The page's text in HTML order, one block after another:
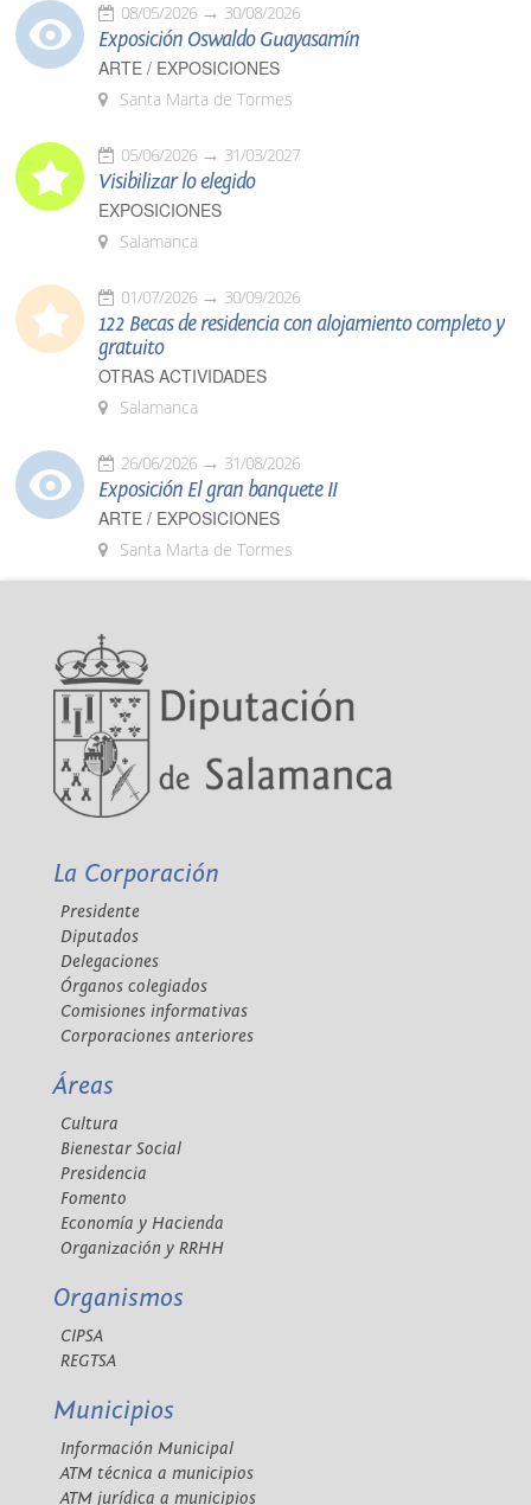
08/05/2026 30/08/2026
Exposición Oswaldo Guayasamín
ARTE / EXPOSICIONES
Santa Marta de Tormes
05/06/2026 31/03/2027
Visibilizar lo elegido
EXPOSICIONES
Salamanca
01/07/2026 30/09/2026
122 Becas de residencia con alojamiento completo y
gratuito
OTRAS ACTIVIDADES
Salamanca
26/06/2026 31/08/2026
Exposición El gran banquete II
ARTE / EXPOSICIONES
Santa Marta de Tormes
La Corporación
Presidente
Diputados
Delegaciones
Órganos colegiados
Comisiones informativas
Corporaciones anteriores
Áreas
Cultura
Bienestar Social
Presidencia
Fomento
Economía y Hacienda
Organización y RRHH
Organismos
CIPSA
REGTSA
Municipios
Información Municipal
ATM técnica a municipios
ATM jurídica a municipios